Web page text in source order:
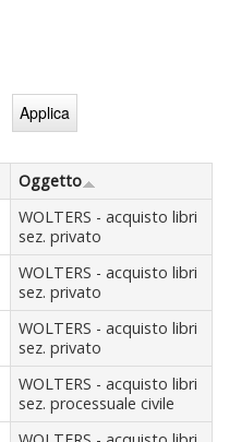
Oggetto
WOLTERS - acquisto libri
sez. privato
WOLTERS - acquisto libri
sez. privato
WOLTERS - acquisto libri
sez. privato
WOLTERS - acquisto libri
sez. processuale civile